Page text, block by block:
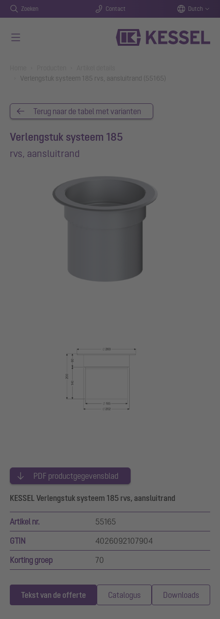
Zoeken Contact Dutch
Verlengstuk systeem 185 rvs, aansluitrand (55165)
Terug naar de tabel met varianten
Verlengstuk systeem 185
rvs, aansluitrand
PDF productgegevensblad
KESSEL Verlengstuk systeem 185 rvs, aansluitrand
Artikel nr. 55165
GTIN 4026092107904
Korting groep 70
Tekst van de offerte Catalogus Downloads